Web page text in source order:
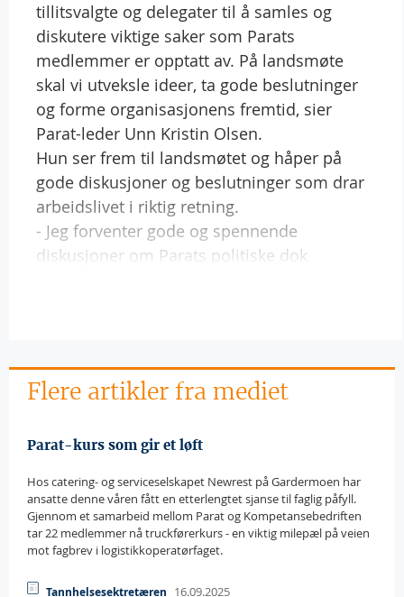
tillitsvalgte og delegater til å samles og
diskutere viktige saker som Parats
medlemmer er opptatt av. På landsmøte
skal vi utveksle ideer, ta gode beslutninger
og forme organisasjonens fremtid, sier
Parat-leder Unn Kristin Olsen.
Hun ser frem til landsmøtet og håper på
gode diskusjoner og beslutninger som drar
arbeidslivet i riktig retning.
- Jeg forventer gode og spennende
diskusjoner om Parats politiske dok
Flere artikler fra mediet
Parat-kurs som gir et løft
Hos catering- og serviceselskapet Newrest på Gardermoen har
ansatte denne våren fått en etterlengtet sjanse til faglig påfyll.
Gjennom et samarbeid mellom Parat og Kompetansebedriften
tar 22 medlemmer nå truckførerkurs - en viktig milepæl på veien
mot fagbrev i logistikkoperatørfaget.
Tannhelsesektretæren 16.09.2025